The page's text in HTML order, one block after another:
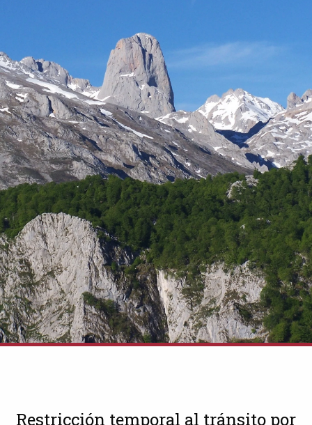
Restricción temporal al tránsito por